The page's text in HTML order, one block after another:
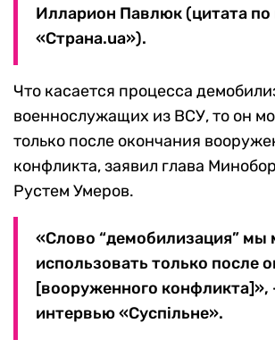
Илларион Павлюк (цитата
«Страна.ua»).
Что касается процесса
военнослужащих из ВСУ, то он
только после окончания
конфликта, заявил глава
Рустем Умеров.
«Слово “демобилизация”
использовать только после
[вооруженного конфликта]»,
интервью «Суспiльне».